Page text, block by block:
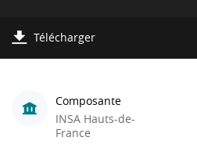
Télécharger
Composante
INSA Hauts-de-
France